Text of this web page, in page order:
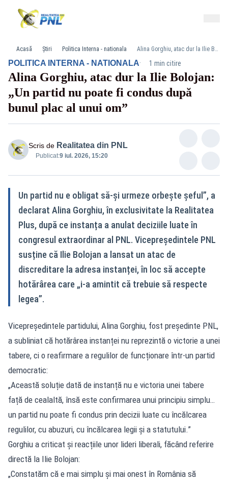
Acasă Știri Politica Interna - nationala Alina Gorghiu, atac dur la Ilie Bolojan: „Un partid nu poate fi condus după bunul plac al unui om”
POLITICA INTERNA - NATIONALA· 1 min citire
Alina Gorghiu, atac dur la Ilie Bolojan:
„Un partid nu poate fi condus după
bunul plac al unui om”
Scris de Realitatea din PNL
Publicat:9 iul. 2026, 15:20
Un partid nu e obligat să‑și urmeze orbește șeful”, a
declarat Alina Gorghiu, în exclusivitate la Realitatea
Plus, după ce instanța a anulat deciziile luate în
congresul extraordinar al PNL. Vicepreședintele PNL
susține că Ilie Bolojan a lansat un atac de
discreditare la adresa instanței, în loc să accepte
hotărârea care „i‑a amintit că trebuie să respecte
legea”.
Vicepreședintele partidului, Alina Gorghiu, fost președinte PNL,
a subliniat că hotărârea instanței nu reprezintă o victorie a unei
tabere, ci o reafirmare a regulilor de funcționare într-un partid
democratic:
„Această soluție dată de instanță nu e victoria unei tabere
față de cealaltă, însă este confirmarea unui principiu simplu…
un partid nu poate fi condus prin decizii luate cu încălcarea
regulilor, cu abuzuri, cu încălcarea legii și a statutului.”
Gorghiu a criticat și reacțiile unor lideri liberali, făcând referire
directă la Ilie Bolojan:
„Constatăm că e mai simplu și mai onest în România să